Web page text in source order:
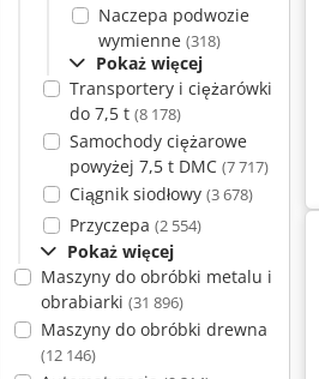
Naczepa podwozie
wymienne (318)
Pokaż więcej
Transportery i ciężarówki
do 7,5 t (8 178)
Samochody ciężarowe
powyżej 7,5 t DMC (7 717)
Ciągnik siodłowy (3 678)
Przyczepa (2 554)
Pokaż więcej
Maszyny do obróbki metalu i
obrabiarki (31 896)
Maszyny do obróbki drewna
(12 146)